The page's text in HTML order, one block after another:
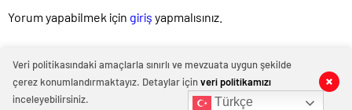
предложения по развитию
городских программ
etkinlikleri düzenledi
Yorum yapabilmek için giriş yapmalısınız.
Veri politikasındaki amaçlarla sınırlı ve mevzuata uygun şekilde
çerez konumlandırmaktayız. Detaylar içinveri politikamızı
inceleyebilirsiniz.
Türkçe